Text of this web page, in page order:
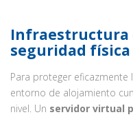
Infraestructura
seguridad física
Para proteger
entorno de alojamiento
nivel. Un servidor virtual